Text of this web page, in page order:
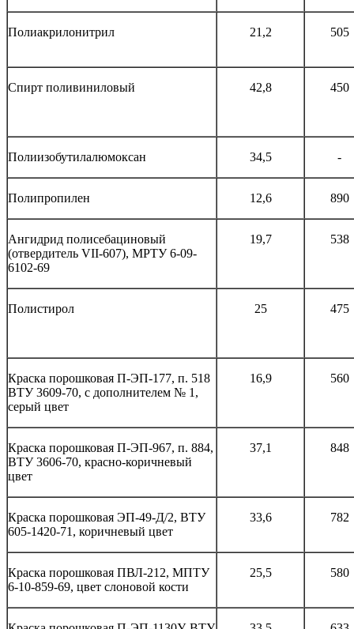
Полиакрилонитрил 21,2 505
Спирт поливиниловый 42,8 450
Полиизобутилалюмоксан 34,5 -
Полипропилен 12,6 890
Ангидрид полисебациновый
(отвердитель VII-607), МРТУ 6-09-
6102-69
19,7 538
Полистирол 25 475
Краска порошковая П-ЭП-177, п. 518
ВТУ 3609-70, с дополнителем № 1,
серый цвет
16,9 560
Краска порошковая П-ЭП-967, п. 884,
ВТУ 3606-70, красно-коричневый
цвет
37,1 848
Краска порошковая ЭП-49-Д/2, ВТУ
605-1420-71, коричневый цвет
33,6 782
Краска порошковая ПВЛ-212, МПТУ
6-10-859-69, цвет слоновой кости
25,5 580